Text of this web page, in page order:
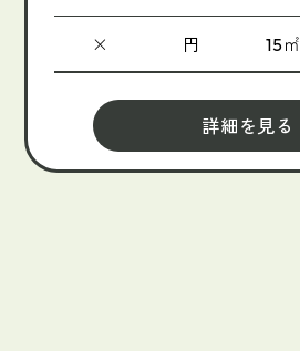
× 円 15㎡
詳細を見る